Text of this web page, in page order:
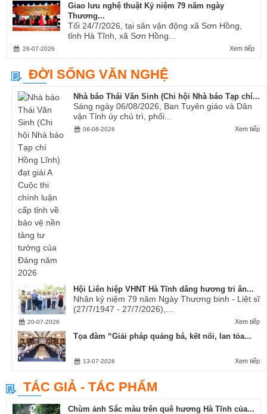
Giao lưu nghệ thuật Kỷ niệm 79 năm ngày
Thương...
Tối 24/7/2026, tại sân vận động xã Sơn Hồng,
tỉnh Hà Tĩnh, xã Sơn Hồng...
Xem tiếp
26-07-2026
ĐỜI SỐNG VĂN NGHỆ
Nhà báo Thái Văn Sinh (Chi hội Nhà báo Tạp chí...
Sáng ngày 06/08/2026, Ban Tuyên giáo và Dân
vận Tỉnh ủy chủ trì, phối...
Xem tiếp
06-08-2026
Hội Liên hiệp VHNT Hà Tĩnh dâng hương tri ân...
Nhân kỷ niệm 79 năm Ngày Thương binh - Liệt sĩ
(27/7/1947 - 27/7/2026),...
Xem tiếp
20-07-2026
Tọa đàm “Giải pháp quảng bá, kết nối, lan tỏa...
Xem tiếp
13-07-2026
TÁC GIẢ - TÁC PHẨM
Chùm ảnh Sắc màu trên quê hương Hà Tĩnh của...